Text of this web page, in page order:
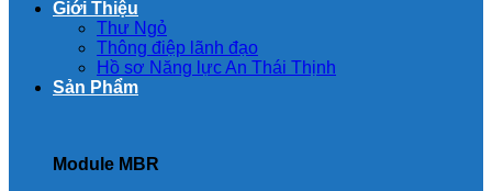
Giới Thiệu
Thư Ngỏ
Thông điệp lãnh đạo
Hồ sơ Năng lực An Thái Thịnh
Sản Phẩm
Module MBR